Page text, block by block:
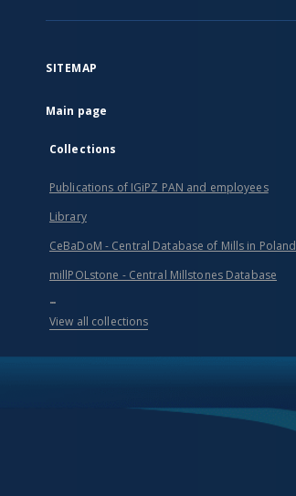
SITEMAP
Main page
Collections
Publications of IGiPZ PAN and employees
Library
CeBaDoM - Central Database of Mills in Poland
millPOLstone - Central Millstones Database
...
View all collections